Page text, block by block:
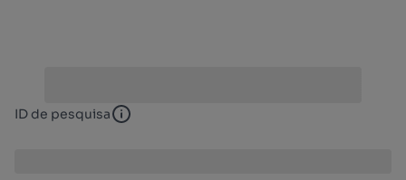
ID de pesquisa ID de pesquisa